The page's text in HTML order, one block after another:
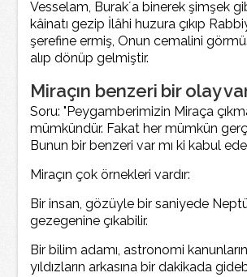
Vesselam, Burak´a binerek şimşek
kâinatı gezip İlâhi huzura çıkıp
şerefine ermiş, Onun cemalini
alıp dönüp gelmiştir.
Miraçın benzeri bir olay var
Soru: "Peygamberimizin Miraça
mümkündür. Fakat her mümkün
Bunun bir benzeri var mı ki kabul
Miraçın çok örnekleri vardır:
Bir insan, gözüyle bir saniyede
gezegenine çıkabilir.
Bir bilim adamı, astronomi
yıldızların arkasına bir dakikada